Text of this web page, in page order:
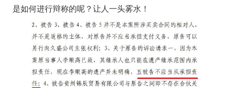
是如何进行辩称的呢？让人一头雾水！